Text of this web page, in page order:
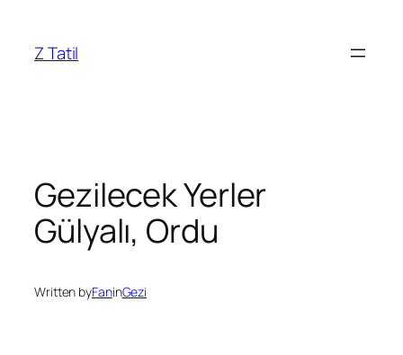
Z Tatil
Gezilecek Yerler
Gülyalı, Ordu
Written byFaninGezi